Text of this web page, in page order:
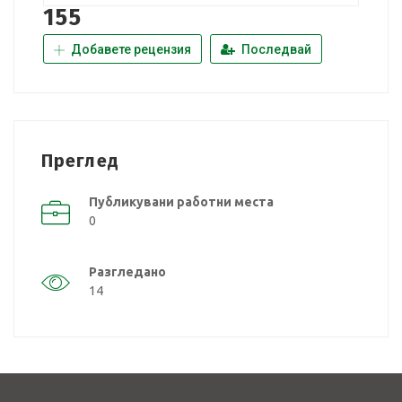
155
Добавете рецензия Последвай
Преглед
Публикувани работни места
0
Разгледано
14